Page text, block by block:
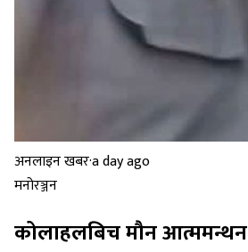
अनलाइन खबर·a day ago
मनोरञ्जन
कोलाहलबिच मौन आत्ममन्थन